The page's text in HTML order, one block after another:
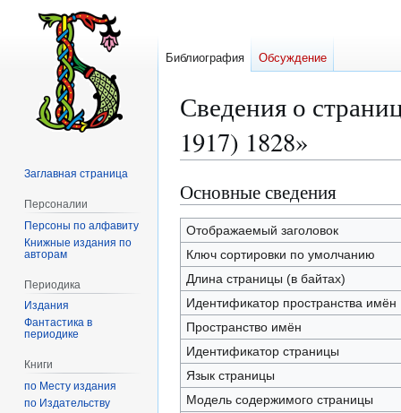
Сведения о
1917) 1828»
Перейти
к
навигации
Перейти
к
поиску
Основные сведения
Отображаемый заголовок
Ключ сортировки по умолчанию
Длина страницы (в байтах)
Идентификатор пространства имён
Пространство имён
Идентификатор страницы
Язык страницы
Модель содержимого страницы
Библиография Обсуждение
Заглавная страница
Персоналии
Персоны по алфавиту
Книжные издания по
авторам
Периодика
Издания
Фантастика в
периодике
Книги
по Месту издания
по Издательству